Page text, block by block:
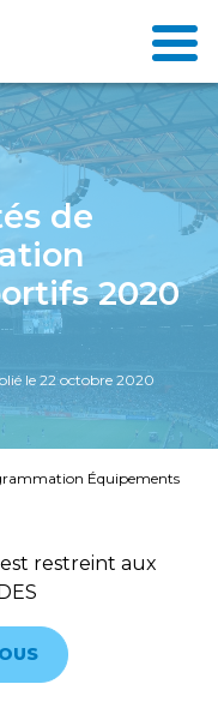
de
2020
le 22 octobre 2020
Équipements
restreint aux